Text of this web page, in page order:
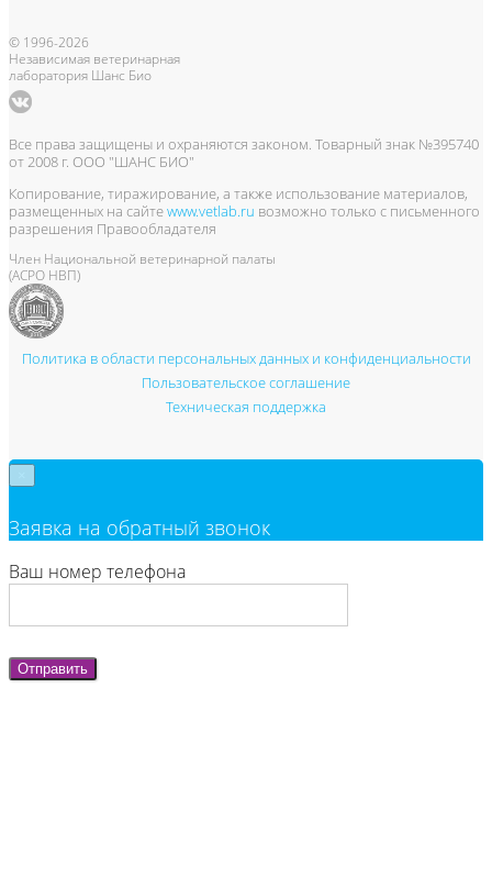
© 1996-2026
Независимая ветеринарная
лаборатория Шанс Био
Все права защищены и охраняются законом. Товарный знак №395740
от 2008 г. ООО "ШАНС БИО"
Копирование, тиражирование, а также использование материалов,
размещенных на сайтеwww.vetlab.ru возможно только с письменного
разрешения Правообладателя
Член Национальной ветеринарной палаты
(АСРО НВП)
Политика в области персональных данных и конфиденциальности
Пользовательское соглашение
Техническая поддержка
Заявка на обратный звонок
Ваш номер телефона
Отправить